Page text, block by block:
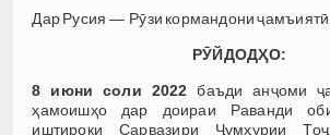
Дар Русия — Рӯзи кормандони ҷамъиятӣ.
РӮЙДОДҲО:
8 июни соли 2022 баъди анҷоми
ҳамоишҳо дар доираи Раванди
иштироки Сарвазири Ҷумҳурии